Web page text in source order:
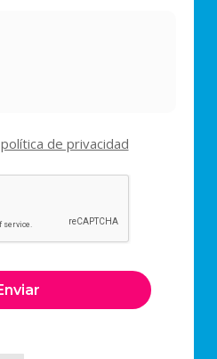
política de privacidad